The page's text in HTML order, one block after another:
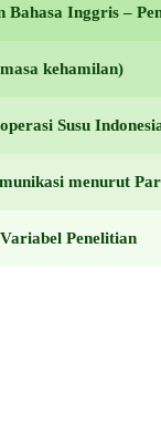
Inggris –
kehamilan)
Susu
menurut
Penelitian